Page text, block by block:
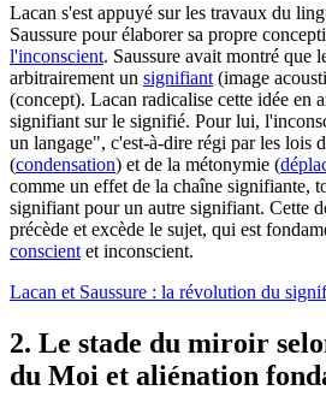
Lacan s'est appuyé sur les travaux du
Saussure pour élaborer sa propre
l'inconscient. Saussure avait montré que
arbitrairement un signifiant (image
(concept). Lacan radicalise cette idée en
signifiant sur le signifié. Pour lui,
un langage", c'est-à-dire régi par les lois
(condensation) et de la métonymie (
comme un effet de la chaîne signifiante,
signifiant pour un autre signifiant. Cette
précède et excède le sujet, qui est
conscient et inconscient.
Lacan et Saussure : la révolution du
2. Le stade du miroir
du Moi et aliénation